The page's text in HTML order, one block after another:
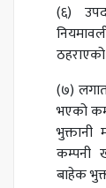
(६)
(७)
भएको
कम्पनी
बाहेक